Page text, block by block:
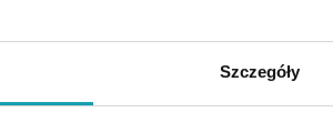
Szczegóły
cynku oraz selen w formie selenianu